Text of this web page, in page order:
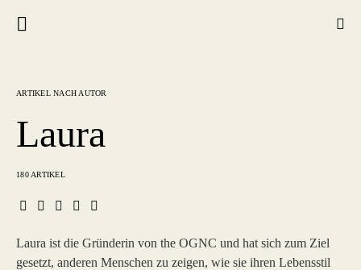
ARTIKEL NACH AUTOR
Laura
180 ARTIKEL
Laura ist die Gründerin von the OGNC und hat sich zum Ziel
gesetzt, anderen Menschen zu zeigen, wie sie ihren Lebensstil